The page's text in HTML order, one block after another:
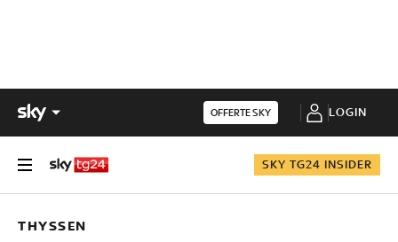
OFFERTE SKY LOGIN
SKY TG24 INSIDER
THYSSEN